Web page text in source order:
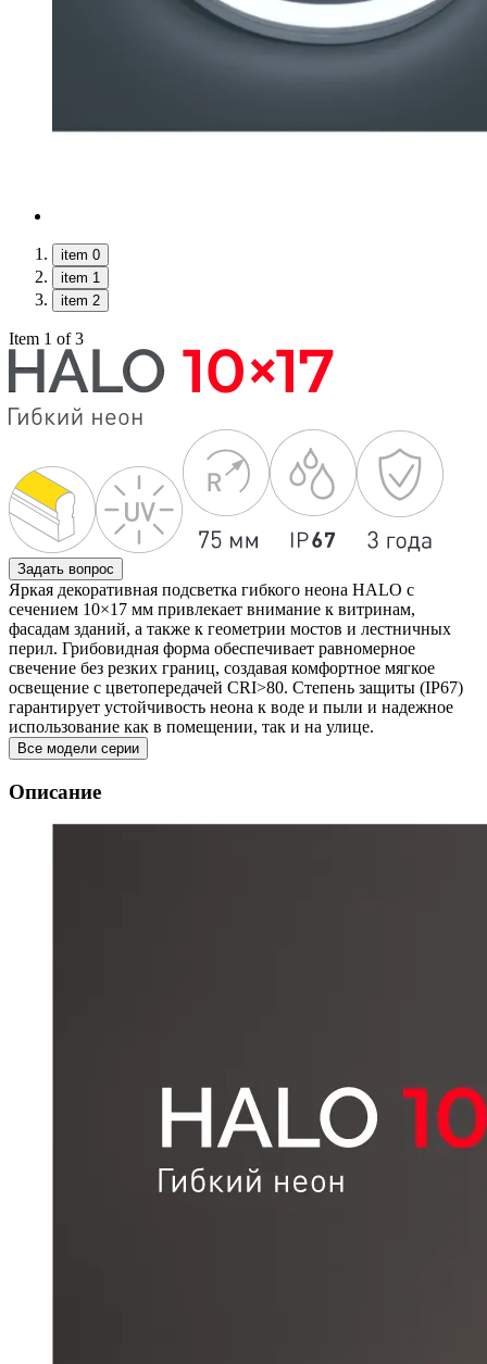
item 0
item 1
item 2
Item 1 of 3
Задать вопрос
Яркая декоративная подсветка гибкого неона HALO с
сечением 10×17 мм привлекает внимание к витринам,
фасадам зданий, а также к геометрии мостов и лестничных
перил. Грибовидная форма обеспечивает равномерное
свечение без резких границ, создавая комфортное мягкое
освещение с цветопередачей CRI>80. Степень защиты (IP67)
гарантирует устойчивость неона к воде и пыли и надежное
использование как в помещении, так и на улице.
Все модели серии
Описание